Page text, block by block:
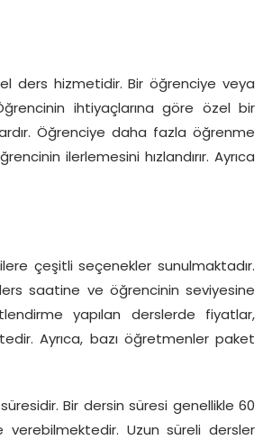
ders hizmetidir. Bir öğrenciye veya
ihtiyaçlarına göre özel bir
Öğrenciye daha fazla öğrenme
ilerlemesini hızlandırır. Ayrıca
çeşitli seçenekler sunulmaktadır.
saatine ve öğrencinin seviyesine
yapılan derslerde fiyatlar,
Ayrıca, bazı öğretmenler paket
Bir dersin süresi genellikle 60
Uzun süreli dersler